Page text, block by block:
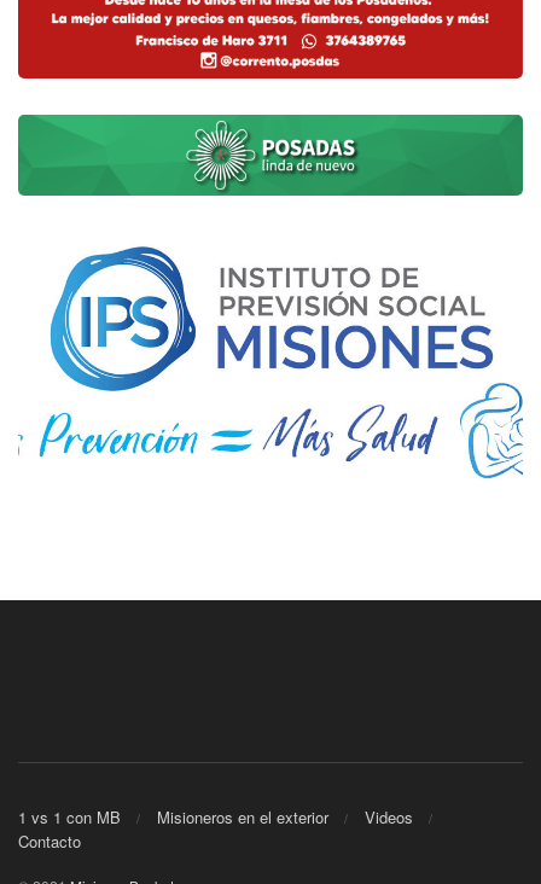
1 vs 1 con MB Misioneros en el exterior
Videos
Contacto